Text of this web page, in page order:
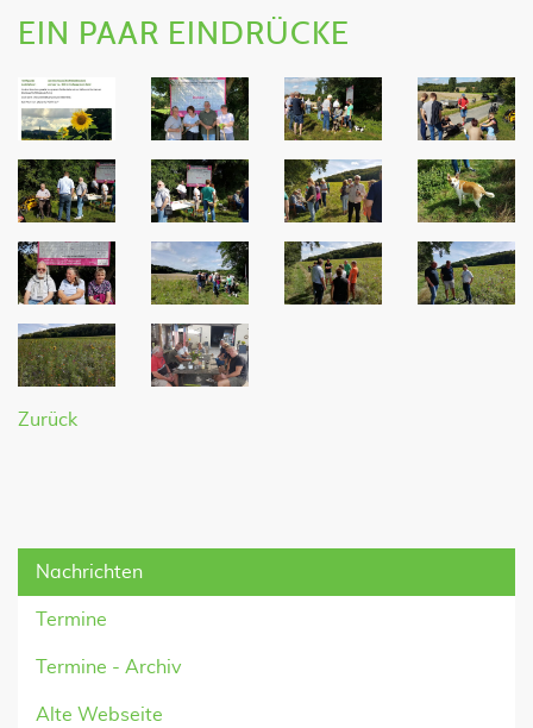
EIN PAAR EINDRÜCKE
Zurück
Nachrichten
Termine
Termine - Archiv
Alte Webseite